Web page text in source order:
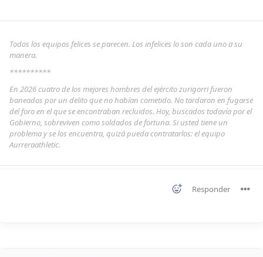
Todos los equipos felices se parecen. Los infelices lo son cada uno a su
manera.
**********
En 2026 cuatro de los mejores hombres del ejército zurigorri fueron
baneados por un delito que no habían cometido. No tardaron en fugarse
del foro en el que se encontraban recluidos. Hoy, buscados todavía por el
Gobierno, sobreviven como soldados de fortuna. Si usted tiene un
problema y se los encuentra, quizá pueda contratarlos: el equipo
Aurreraathletic.
Responder